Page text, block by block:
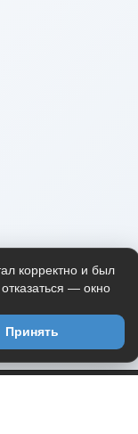
корректно и был
— окно
Принять